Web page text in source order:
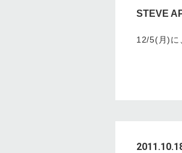
STEVE
12/5(月)に